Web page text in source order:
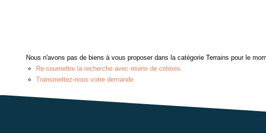
Nous n'avons pas de biens à vous proposer dans la catégorie Terrains pour le
Re-soumettre la recherche avec moins de critères.
Transmettez-nous votre demande